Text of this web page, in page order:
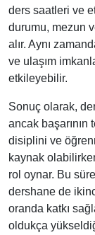
ders saatleri ve
durumu, mezun
alır. Aynı
ve ulaşım
etkileyebilir.
Sonuç olarak,
ancak başarının
disiplini ve
kaynak
rol oynar. Bu
dershane de
oranda katkı
oldukça